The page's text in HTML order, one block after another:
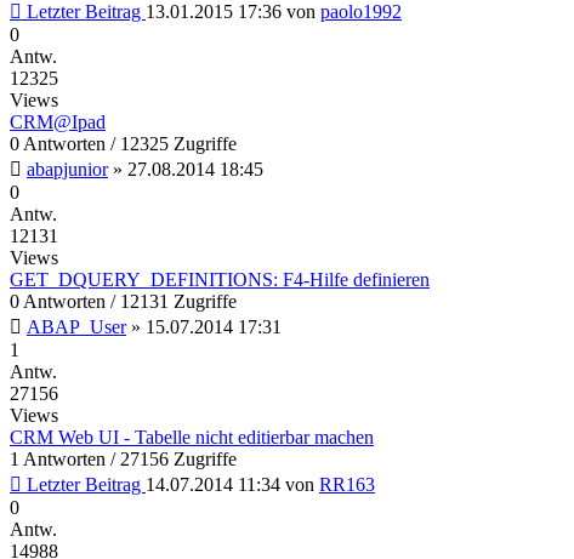
Letzter Beitrag 13.01.2015 17:36 von paolo1992
0
Antw.
12325
Views
CRM@Ipad
0 Antworten / 12325 Zugriffe
abapjunior» 27.08.2014 18:45
0
Antw.
12131
Views
GET_DQUERY_DEFINITIONS: F4-Hilfe definieren
0 Antworten / 12131 Zugriffe
ABAP_User» 15.07.2014 17:31
1
Antw.
27156
Views
CRM Web UI - Tabelle nicht editierbar machen
1 Antworten / 27156 Zugriffe
Letzter Beitrag 14.07.2014 11:34 von RR163
0
Antw.
14988